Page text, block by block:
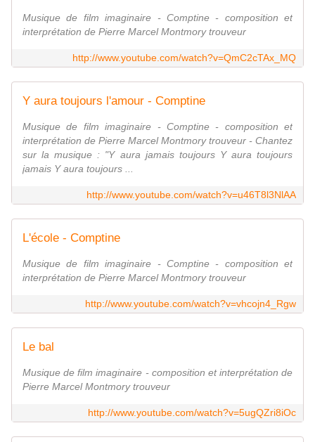
Musique de film imaginaire - Comptine - composition et
interprétation de Pierre Marcel Montmory trouveur
http://www.youtube.com/watch?v=QmC2cTAx_MQ
Y aura toujours l'amour - Comptine
Musique de film imaginaire - Comptine - composition et
interprétation de Pierre Marcel Montmory trouveur - Chantez
sur la musique : "Y aura jamais toujours Y aura toujours
jamais Y aura toujours ...
http://www.youtube.com/watch?v=u46T8l3NlAA
L'école - Comptine
Musique de film imaginaire - Comptine - composition et
interprétation de Pierre Marcel Montmory trouveur
http://www.youtube.com/watch?v=vhcojn4_Rgw
Le bal
Musique de film imaginaire - composition et interprétation de
Pierre Marcel Montmory trouveur
http://www.youtube.com/watch?v=5ugQZri8iOc